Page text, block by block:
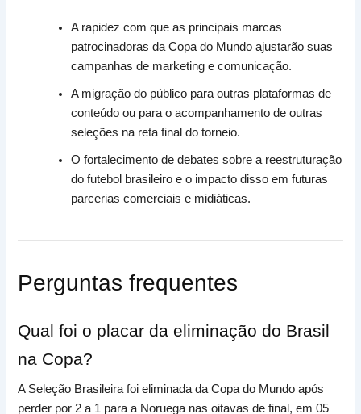
A rapidez com que as principais marcas
patrocinadoras da Copa do Mundo ajustarão suas
campanhas de marketing e comunicação.
A migração do público para outras plataformas de
conteúdo ou para o acompanhamento de outras
seleções na reta final do torneio.
O fortalecimento de debates sobre a reestruturação
do futebol brasileiro e o impacto disso em futuras
parcerias comerciais e midiáticas.
Perguntas frequentes
Qual foi o placar da eliminação do Brasil
na Copa?
A Seleção Brasileira foi eliminada da Copa do Mundo após
perder por 2 a 1 para a Noruega nas oitavas de final, em 05